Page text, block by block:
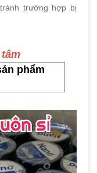
trường hợp bị
phẩm